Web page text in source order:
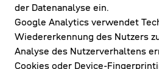
der Datenanalyse ein.
Google Analytics verwendet
Wiedererkennung des Nutzers
Analyse des Nutzerverhaltens
Cookies oder Device-